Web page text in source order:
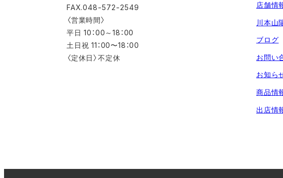
FAX.048-572-2549
〈営業時間〉
平日 10：00～18：00
土日祝 11：00〜18：00
〈定休日〉不定休
店舗情
川本山
ブログ
お問い
お知ら
商品情
出店情